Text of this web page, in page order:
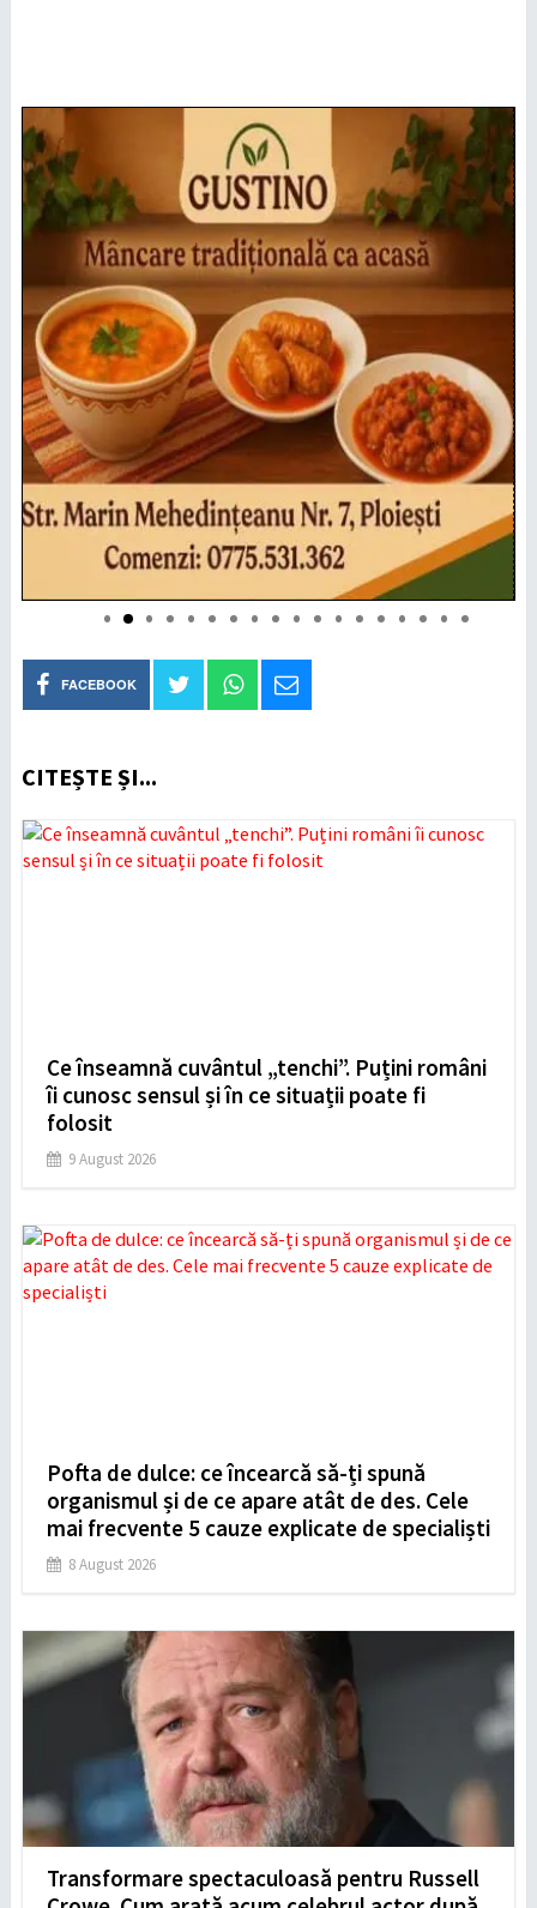
FACEBOOK
CITEȘTE ȘI...
Ce înseamnă cuvântul „tenchi”. Puțini români
îi cunosc sensul și în ce situații poate fi
folosit
9 August 2026
Pofta de dulce: ce încearcă să-ți spună
organismul și de ce apare atât de des. Cele
mai frecvente 5 cauze explicate de specialiști
8 August 2026
Transformare spectaculoasă pentru Russell